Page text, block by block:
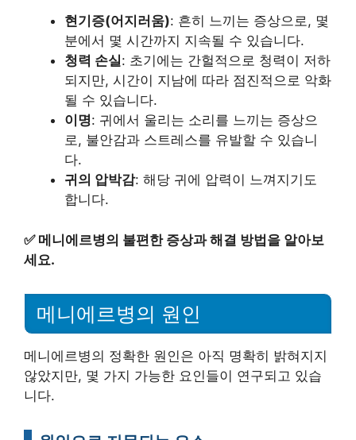
현기증(어지러움): 흔히 느끼는 증상으로, 몇
분에서 몇 시간까지 지속될 수 있습니다.
청력 손실: 초기에는 간헐적으로 청력이 저하
되지만, 시간이 지남에 따라 점진적으로 악화
될 수 있습니다.
이명: 귀에서 울리는 소리를 느끼는 증상으
로, 불안감과 스트레스를 유발할 수 있습니
다.
귀의 압박감: 해당 귀에 압력이 느껴지기도
합니다.
✅ 메니에르병의 불편한 증상과 해결 방법을 알아보
세요.
메니에르병의 원인
메니에르병의 정확한 원인은 아직 명확히 밝혀지지
않았지만, 몇 가지 가능한 요인들이 연구되고 있습
니다.